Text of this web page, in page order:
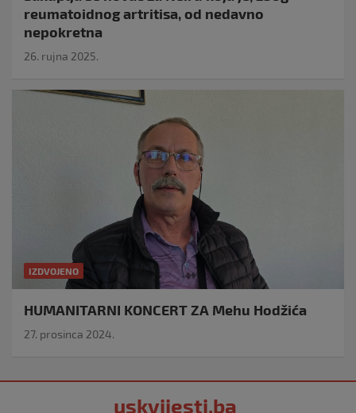
reumatoidnog artritisa, od nedavno
nepokretna
26. rujna 2025.
IZDVOJENO
HUMANITARNI KONCERT ZA Mehu Hodžića
27. prosinca 2024.
uskvijesti.ba